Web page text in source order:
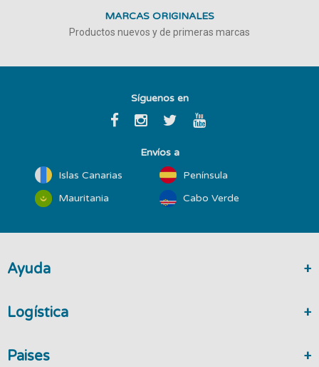
MARCAS ORIGINALES
Productos nuevos y de primeras marcas
Síguenos en
Envíos a
Islas Canarias
Península
Mauritania
Cabo Verde
Ayuda
Logística
Paises